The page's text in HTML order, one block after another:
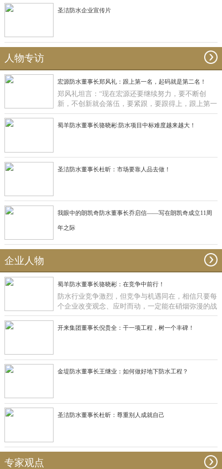
圣洁防水企业宣传片
人物专访
宏源防水董事长郑风礼：跟上第一名，起码就是第二名！
郑风礼坦言：“现在宏源还要继续努力，要不断创
新，不创新就会落伍，要紧跟，要跟得上，跟上第一
名，起码就是第二名了”。
蜀羊防水董事长骆晓彬:防水项目中标难度越来越大！
圣洁防水董事长杜昕：市场要靠人品去做！
我眼中的朗凯奇防水董事长乔启信——写在朗凯奇成立11周
年之际
企业人物
蜀羊防水董事长骆晓彬：在竞争中前行！
防水行业竞争激烈，但竞争与机遇同在，相信只要每
个企业改变观念、应时而动，一定能在硝烟弥漫的战
场获得一席之地，正如蜀羊防水：一直在竞争中前
行！
开来集团董事长倪贵全：干一项工程，树一个丰碑！
金堤防水董事长王继业：如何做好地下防水工程？
圣洁防水董事长杜昕：尊重别人成就自己
专家观点